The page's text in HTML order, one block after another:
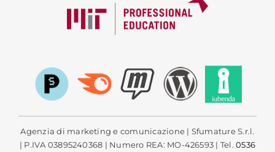
Agenzia di marketing e comunicazione | Sfumature S.r.l.
| P.IVA 03895240368 | Numero REA: MO-426593 | Tel.0536